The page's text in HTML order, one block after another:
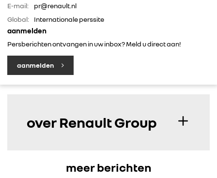
E-mail:
pr@renault.nl
Global:
Internationale perssite
aanmelden
Persberichten ontvangen in uw inbox? Meld u direct aan!
aanmelden
over Renault Group
meer berichten